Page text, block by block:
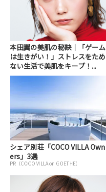
本田翼の美肌の秘訣｜「ゲーム
は生きがい！」ストレスをため
ない生活で美肌をキープ！...
シェア別荘「COCO VILLA Own
ers」3選
PR（COCO VILLA on GOETHE）